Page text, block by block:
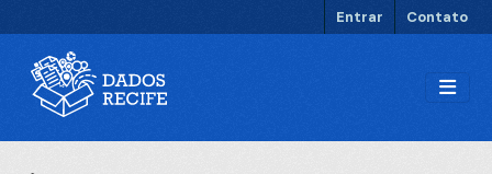
Entrar Contato